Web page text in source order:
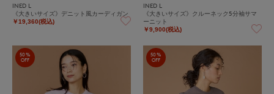
INED L
《大きいサイズ》デニット風カーディガン
￥19,360(税込)
INED L
《大きいサイズ》クルーネック5分袖サマ
ーニット
￥9,900(税込)
50%
OFF
50%
OFF